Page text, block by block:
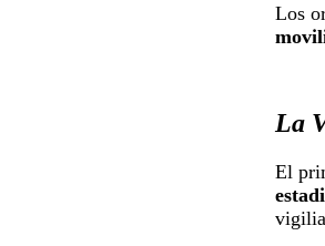
Los
La
El
vigilia